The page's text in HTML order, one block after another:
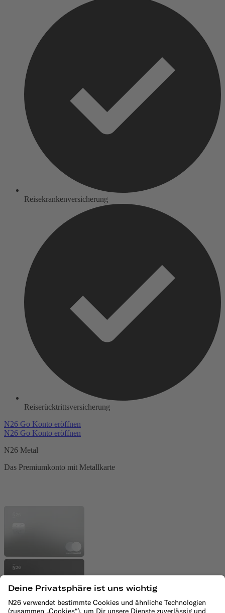
Reisekrankenversicherung
Reiserücktrittsversicherung
N26 Go Konto eröffnen
N26 Go Konto eröffnen
N26 Metal
Das Premiumkonto mit Metallkarte